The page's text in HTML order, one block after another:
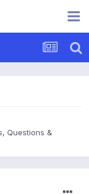
Questions &